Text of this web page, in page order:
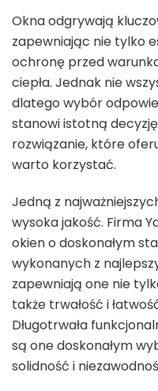
Okna odgrywają
zapewniając nie tylko
ochronę przed
ciepła. Jednak nie
dlatego wybór
stanowi istotną
rozwiązanie, które
warto korzystać.
Jedną z
wysoka jakość. Firma
okien o doskonałym
wykonanych z
zapewniają one nie
także trwałość i
Długotrwała
są one doskonałym
solidność i